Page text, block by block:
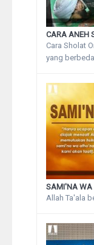
CARA ANEH
Cara Sholat
yang
SAMI'NA WA